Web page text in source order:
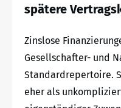
spätere
Zinslose
Gesellschafter- und
Standardrepertoire.
eher als